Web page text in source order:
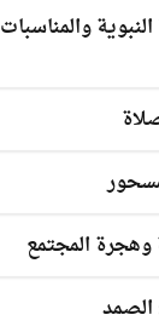
والمناسبات
وهجرة المجتمع
الصمد